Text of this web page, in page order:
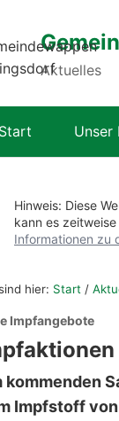
Aktuelles
Start Unser
Hinweis: Diese
kann es
Informationen zu
hier: Start /
Impfangebote
kommenden
Impfstoff